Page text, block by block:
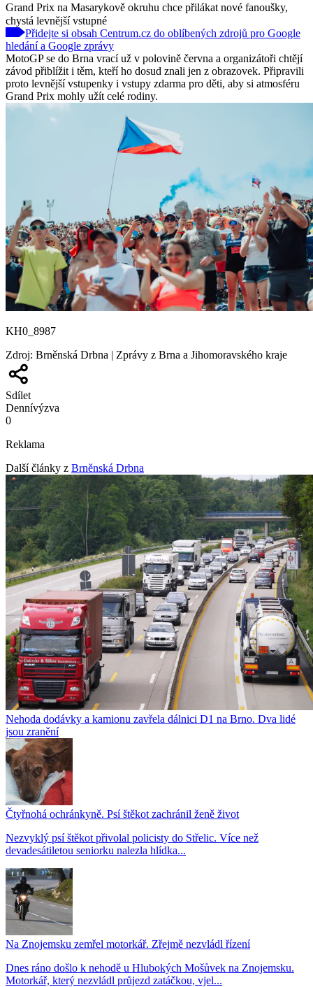
Grand Prix na Masarykově okruhu chce přilákat nové fanoušky,
chystá levnější vstupné
Přidejte si obsah Centrum.cz do oblíbených zdrojů pro Google
hledání a Google zprávy
MotoGP se do Brna vrací už v polovině června a organizátoři chtějí
závod přiblížit i těm, kteří ho dosud znali jen z obrazovek. Připravili
proto levnější vstupenky i vstupy zdarma pro děti, aby si atmosféru
Grand Prix mohly užít celé rodiny.
KH0_8987
Zdroj: Brněnská Drbna | Zprávy z Brna a Jihomoravského kraje
Sdílet
Dennívýzva
0
Reklama
Další články z Brněnská Drbna
Nehoda dodávky a kamionu zavřela dálnici D1 na Brno. Dva lidé
jsou zranění
Čtyřnohá ochránkyně. Psí štěkot zachránil ženě život
Nezvyklý psí štěkot přivolal policisty do Střelic. Více než
devadesátiletou seniorku nalezla hlídka...
Na Znojemsku zemřel motorkář. Zřejmě nezvládl řízení
Dnes ráno došlo k nehodě u Hlubokých Mošůvek na Znojemsku.
Motorkář, který nezvládl průjezd zatáčkou, vjel...